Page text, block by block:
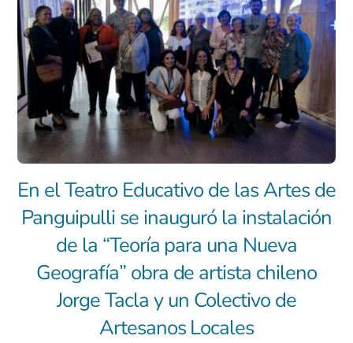
En el Teatro Educativo de las Artes de
Panguipulli se inauguró la instalación
de la “Teoría para una Nueva
Geografía” obra de artista chileno
Jorge Tacla y un Colectivo de
Artesanos Locales